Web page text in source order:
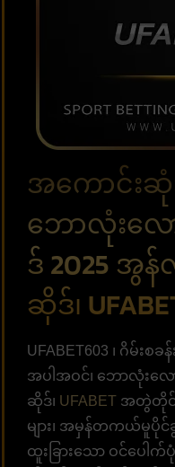
အကောင်း
ဘောလုံးလ
ဒ် 2025 အွ
ဆိုဒ်၊
UFABET603 ၊ ဂိမ်းစ
အပါအဝင်၊ ဘောလုံး
ဆိုဒ်၊ UFABET အတွဲတို
များ၊ အမှန်တကယ်မူ
ထူးခြားသော ဝင်ပေါ